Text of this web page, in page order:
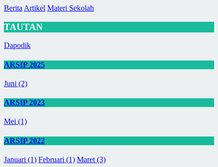
Berita Artikel Materi Sekolah
TAUTAN
Dapodik
ARSIP 2025
Juni (2)
ARSIP 2023
Mei (1)
ARSIP 2022
Januari (1) Februari (1) Maret (3)